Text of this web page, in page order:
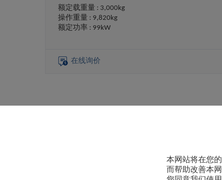
额定载重量 : 3,000kg
操作重量 : 9,820kg
额定功率 : 99kW
在线询价
联系我们
本网站将在您
而帮助改善本